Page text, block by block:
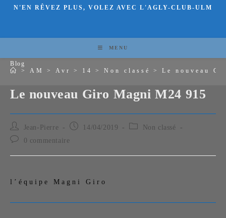
N'EN RÊVEZ PLUS, VOLEZ AVEC L'AGLY-CLUB-ULM
MENU
Blog
>
AM > Avr > 14 > Non classé > Le nouveau
Le nouveau Giro Magni M24 915
Jean-Pierre 14/04/2019
Non classé
0 commentaire
l’équipe Magni Giro